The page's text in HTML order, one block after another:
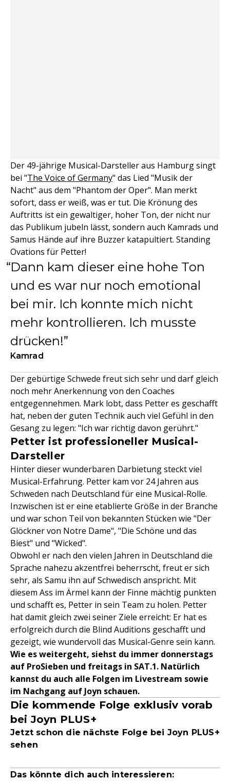
Der 49-jährige Musical-Darsteller aus Hamburg singt
bei "The Voice of Germany" das Lied "Musik der
Nacht" aus dem "Phantom der Oper". Man merkt
sofort, dass er weiß, was er tut. Die Krönung des
Auftritts ist ein gewaltiger, hoher Ton, der nicht nur
das Publikum jubeln lässt, sondern auch Kamrads und
Samus Hände auf ihre Buzzer katapultiert. Standing
Ovations für Petter!
Dann kam dieser eine hohe Ton
und es war nur noch emotional
bei mir. Ich konnte mich nicht
mehr kontrollieren. Ich musste
drücken!
Kamrad
Der gebürtige Schwede freut sich sehr und darf gleich
noch mehr Anerkennung von den Coaches
entgegennehmen. Mark lobt, dass Petter es geschafft
hat, neben der guten Technik auch viel Gefühl in den
Gesang zu legen: "Ich war richtig davon gerührt."
Petter ist professioneller Musical-
Darsteller
Hinter dieser wunderbaren Darbietung steckt viel
Musical-Erfahrung. Petter kam vor 24 Jahren aus
Schweden nach Deutschland für eine Musical-Rolle.
Inzwischen ist er eine etablierte Größe in der Branche
und war schon Teil von bekannten Stücken wie "Der
Glöckner von Notre Dame", "Die Schöne und das
Biest" und "Wicked".
Obwohl er nach den vielen Jahren in Deutschland die
Sprache nahezu akzentfrei beherrscht, freut er sich
sehr, als Samu ihn auf Schwedisch anspricht. Mit
diesem Ass im Ärmel kann der Finne mächtig punkten
und schafft es, Petter in sein Team zu holen. Petter
hat damit gleich zwei seiner Ziele erreicht: Er hat es
erfolgreich durch die Blind Auditions geschafft und
gezeigt, wie wundervoll das Musical-Genre sein kann.
Wie es weitergeht, siehst du immer donnerstags
auf ProSieben und freitags in SAT.1. Natürlich
kannst du auch alle Folgen im Livestream sowie
im Nachgang auf Joyn schauen.
Die kommende Folge exklusiv vorab
bei Joyn PLUS+
Jetzt schon die nächste Folge bei Joyn PLUS+
sehen
Das könnte dich auch interessieren: